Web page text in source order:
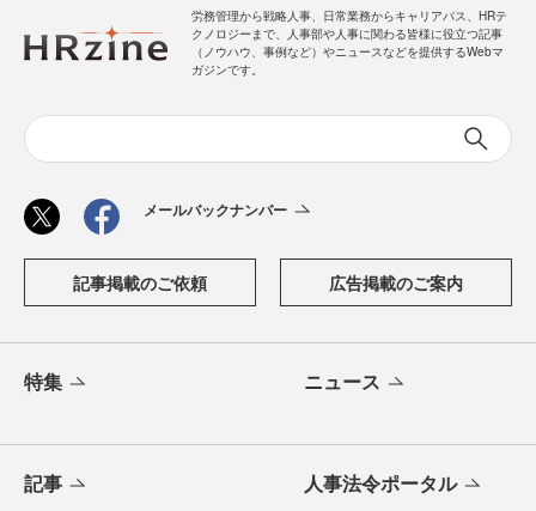
労務管理から戦略人事、日常業務からキャリアパス、HRテ
クノロジーまで、人事部や人事に関わる皆様に役立つ記事
（ノウハウ、事例など）やニュースなどを提供するWebマ
ガジンです。
メールバックナンバー
記事掲載のご依頼 広告掲載のご案内
特集 ニュース
記事 人事法令ポータル